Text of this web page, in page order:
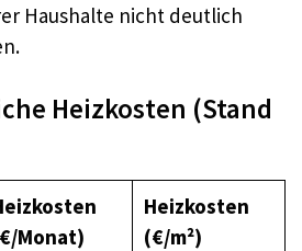
Haushalte nicht deutlich
Heizkosten (Stand
Monat)
Heizkosten
(€/m²)